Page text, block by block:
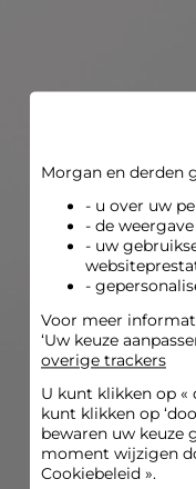
Morgan en derden
- u over uw
- de
- uw
-
Voor meer
‘Uw keuze
overige trackers
U kunt klikken op «
kunt klikken op
bewaren uw keuze
moment wijzigen
Cookiebeleid ».